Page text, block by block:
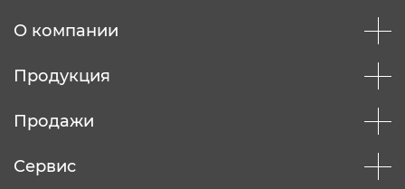
О компании
Продукция
Продажи
Сервис